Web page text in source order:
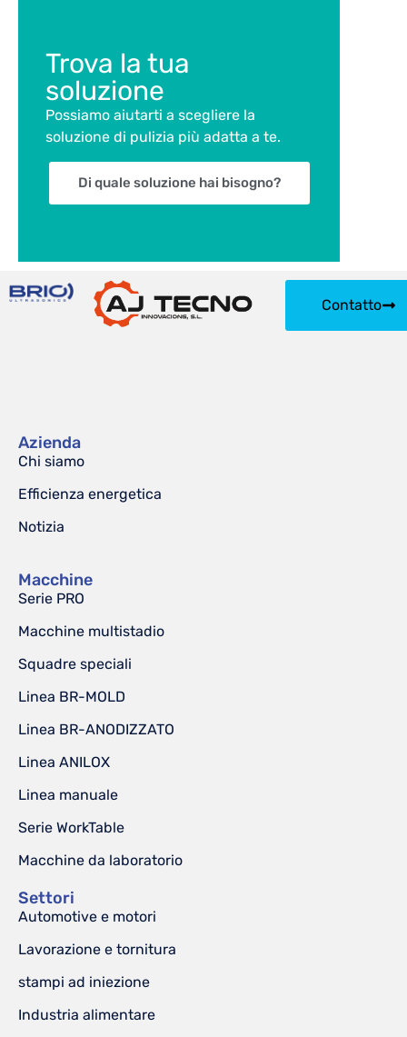
Trova la tua
soluzione
Possiamo aiutarti a scegliere la
soluzione di pulizia più adatta a te.
Di quale soluzione hai bisogno?
Contatto
Azienda
Chi siamo
Efficienza energetica
Notizia
Macchine
Serie PRO
Macchine multistadio
Squadre speciali
Linea BR-MOLD
Linea BR-ANODIZZATO
Linea ANILOX
Linea manuale
Serie WorkTable
Macchine da laboratorio
Settori
Automotive e motori
Lavorazione e tornitura
stampi ad iniezione
Industria alimentare